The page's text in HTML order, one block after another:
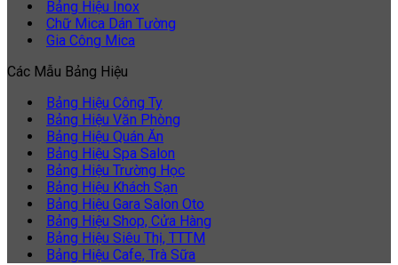
Bảng Hiệu Inox
Chữ Mica Dán Tường
Gia Công Mica
Các Mẫu Bảng Hiệu
Bảng Hiệu Công Ty
Bảng Hiệu Văn Phòng
Bảng Hiệu Quán Ăn
Bảng Hiệu Spa Salon
Bảng Hiệu Trường Học
Bảng Hiệu Khách Sạn
Bảng Hiệu Gara Salon Oto
Bảng Hiệu Shop, Cửa Hàng
Bảng Hiệu Siêu Thị, TTTM
Bảng Hiệu Cafe, Trà Sữa